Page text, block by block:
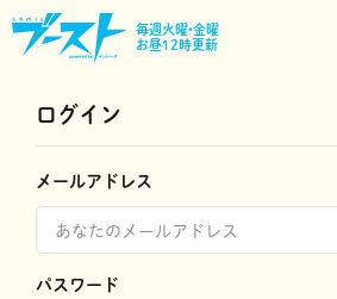
毎週火曜•金曜
お昼12時更新
ログイン
メールアドレス
パスワード